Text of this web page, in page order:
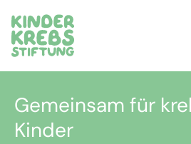
Gemeinsam für
Kinder